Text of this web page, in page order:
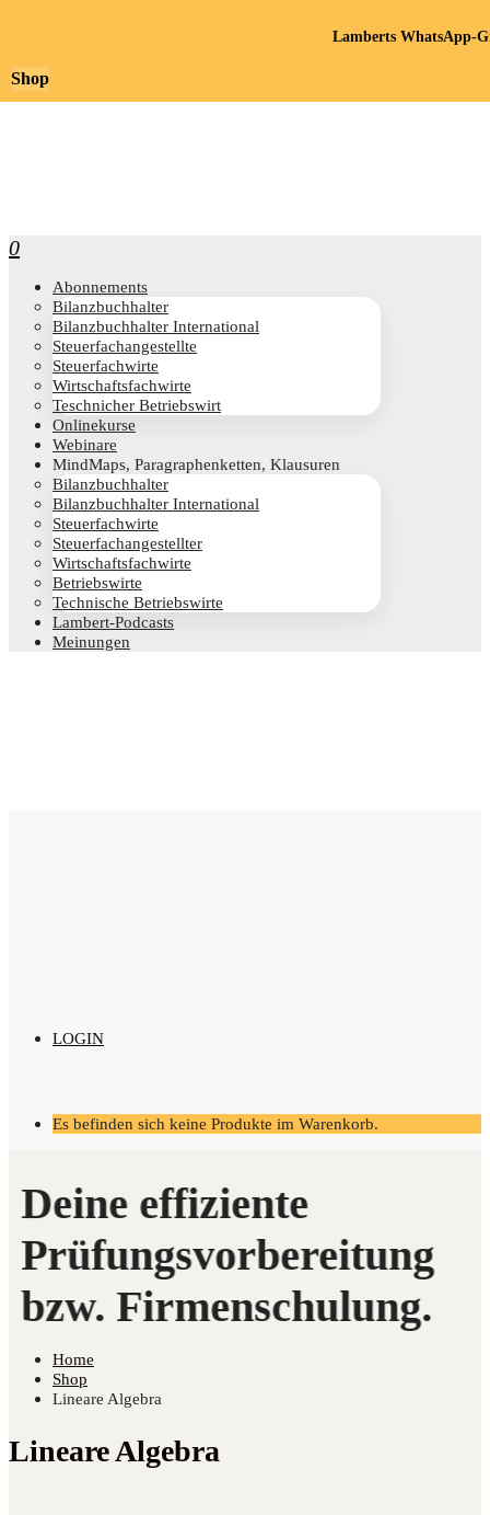
0
Abon­ne­ments
Bilanz­buch­hal­ter
Bilanz­buch­hal­ter International
Steu­er­fach­an­ge­stell­te
Steu­er­fach­wir­te
Wirt­schafts­fach­wir­te
Teschni­cher Betriebswirt
Online­kur­se
Web­i­na­re
Mind­Maps, Para­gra­phen­ket­ten, Klausuren
Bilanz­buch­hal­ter
Bilanz­buch­hal­ter International
Steu­er­fach­wir­te
Steu­er­fach­an­ge­stell­ter
Wirt­schafts­fach­wir­te
Betriebs­wir­te
Tech­ni­sche Betriebswirte
Lam­­bert-Pod­­casts
Mei­nun­gen
LOGIN
Es befinden sich keine Produkte im Warenkorb.
Home
Shop
Lineare Algebra
Lineare Algebra
Shop
Lamberts WhatsApp-